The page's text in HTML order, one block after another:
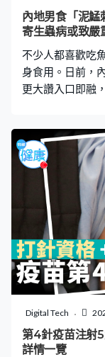
位父母呼籲，「
努力去找出原因
示，神經母細胞
內地男食「泥
寄生蟲病或致嚴
不少人都喜歡吃
身食用。日前，
更大讚入口即融
記」中，上載一
樣，在這裡火到
一間中式餐廳，
迎。從片段可見
成絲狀，並配上
大讚入口即化：
食，大讚入口即
覺」、「意識形
生嗰種爽口，清
而這碟約2.6斤
元）。 網民吃驚
紛留言：「泥鯭
這樣是吃魚還是
Digital Tech
第4針疫苗注射
詳情一覽